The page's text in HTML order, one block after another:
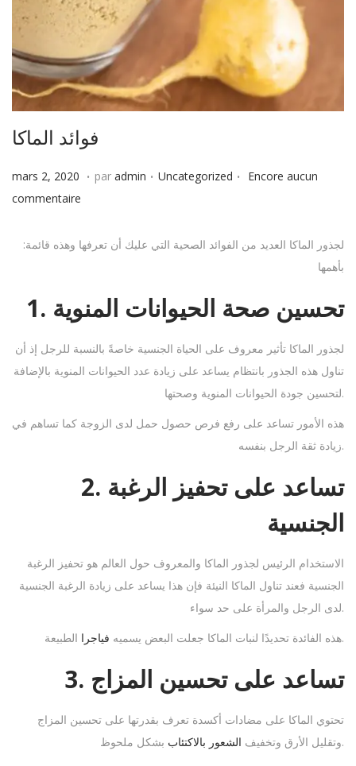
فوائد الماكا
P
u
mars 2, 2020
n
0
2
. par admin . P
d
n
s
Uncategorized .
Encore aucun
commentaire
:لجذور الماكا العديد من الفوائد الصحية التي عليك أن تعرفها وهذه قائمة
بأهمها
1. تحسين صحة الحيوانات المنوية
لجذور الماكا تأثير معروف على الحياة الجنسية خاصةً بالنسبة للرجل إذ أن
تناول هذه الجذور بانتظام يساعد على زيادة عدد الحيوانات المنوية بالإضافة
لتحسين جودة الحيوانات المنوية وصحتها.
هذه الأمور تساعد على رفع فرص حصول حمل لدى الزوجة كما تساهم في
زيادة ثقة الرجل بنفسه.
2. تساعد على تحفيز الرغبة
الجنسية
الاستخدام الرئيس لجذور الماكا والمعروف حول العالم هو تحفيز الرغبة
الجنسية فعند تناول الماكا النيئة فإن هذا يساعد على زيادة الرغبة الجنسية
لدى الرجل والمرأة على حد سواء.
هذه الفائدة تحديدًا لنبات الماكا جعلت البعض يسميه فياجرا الطبيعة.
3. تساعد على تحسين المزاج
تحتوي الماكا على مضادات أكسدة تعرف بقدرتها على تحسين المزاج
وتقليل الأرق وتخفيف الشعور بالاكتئاب بشكل ملحوظ.